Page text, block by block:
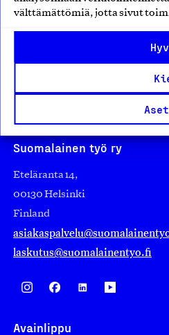
välttämättömiä, jotta sivut
edistämään suomalaista työtä
elinvoimaista yhteiskuntaa. Me
Sanoimmeko sen jo?
Suomalainen työ ry
Eteläranta 14,
00130 Helsinki
Finland
laskutus@suomalainentyo.fi
Avainlippu